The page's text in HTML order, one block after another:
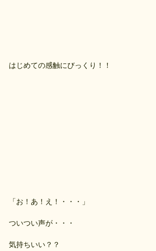
はじめての感触にびっくり！！
「お！あ！え！・・・」
ついつい声が・・・
気持ちいい？？